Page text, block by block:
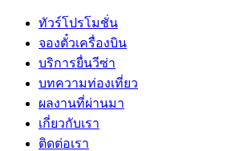
ทัวร์โปรโมชั่น
จองตั๋วเครื่องบิน
บริการยื่นวีซ่า
บทความท่องเที่ยว
ผลงานที่ผ่านมา
เกี่ยวกับเรา
ติดต่อเรา